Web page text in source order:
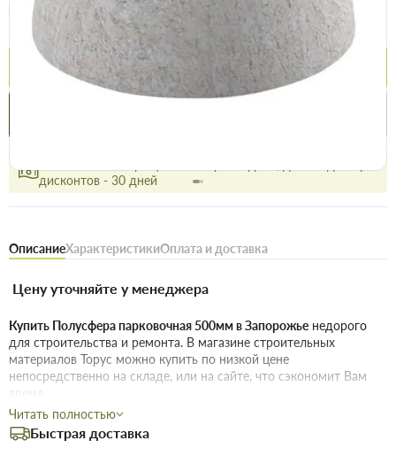
Цена / шт
577 грн
Опт
567 грн
Купить
дисконтов - 30 дней
ОписаниеХарактеристикиОплата и доставка
Цену уточняйте у менеджера
Купить Полусфера парковочная 500мм в Запорожье недорого
для строительства и ремонта. В магазине строительных
материалов Торус можно купить по низкой цене
непосредственно на складе, или на сайте, что сэкономит Вам
Преимущества нашего интернет-магазина стройтоваров не
только в цене!
Читать полностью
Быстрая доставка